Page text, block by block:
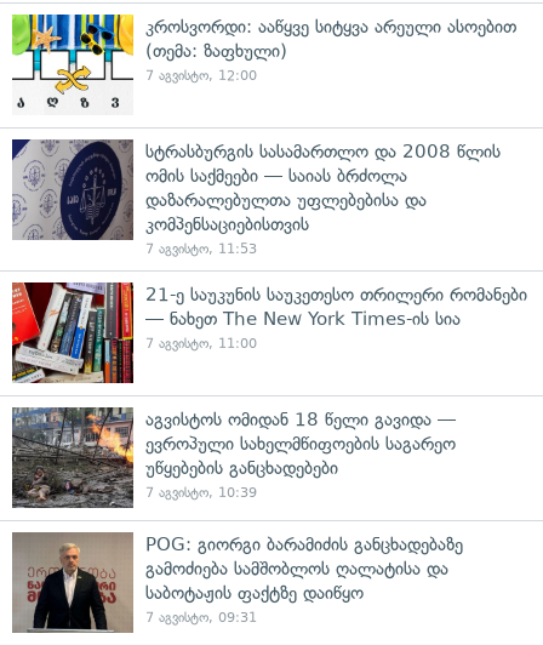
კროსვორდი: ააწყვე სიტყვა არეული ასოებით
(თემა: ზაფხული)
7 აგვისტო, 12:00
სტრასბურგის სასამართლო და 2008 წლის
ომის საქმეები — საიას ბრძოლა
დაზარალებულთა უფლებებისა და
კომპენსაციებისთვის
7 აგვისტო, 11:53
21-ე საუკუნის საუკეთესო თრილერი რომანები
— ნახეთ The New York Times-ის სია
7 აგვისტო, 11:00
აგვისტოს ომიდან 18 წელი გავიდა —
ევროპული სახელმწიფოების საგარეო
უწყებების განცხადებები
7 აგვისტო, 10:39
POG: გიორგი ბარამიძის განცხადებაზე
გამოძიება სამშობლოს ღალატისა და
საბოტაჟის ფაქტზე დაიწყო
7 აგვისტო, 09:31